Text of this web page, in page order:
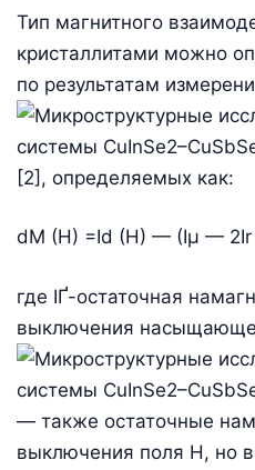
Тип магнитного
кристаллитами можно
по результатам
[2], определяемых как:
dМ (Н) =Id (H) — (Iµ — 2Ir
где IҐ-остаточная
выключения
— также остаточные
выключения поля Н, но